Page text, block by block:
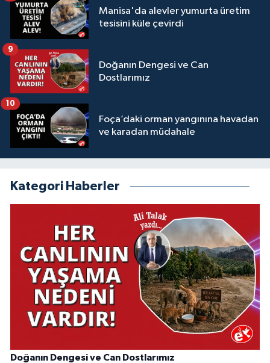
Manisa'da alevler yumurta üretim
tesisini küle çevirdi
Doğanın Dengesi ve Can
Dostlarımız
9
Foça’daki orman yangınına havadan
ve karadan müdahale
10
Kategori Haberler
Doğanın Dengesi ve Can Dostlarımız